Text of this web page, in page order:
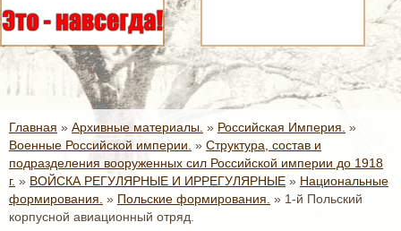
Главная » Архивные материалы. » Российская Империя. »
Военные Российской империи. » Структура, состав и
подразделения вооруженных сил Российской империи до 1918
г. » ВОЙСКА РЕГУЛЯРНЫЕ И ИРРЕГУЛЯРНЫЕ » Национальные
формирования. » Польские формирования. » 1-й Польский
корпусной авиационный отряд.